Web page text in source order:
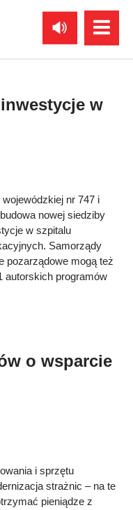
w
nr 747 i
nowej siedziby
w szpitalu
Samorządy
pozarządowe mogą też
autorskich programów
o wsparcie
i sprzętu
strażnic – na te
pieniądze z